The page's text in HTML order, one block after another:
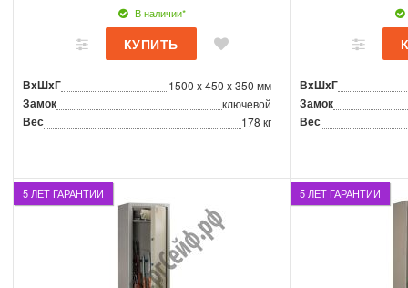
В наличии*
ВxШxГ 1500 x 450 x 350 мм
Замок ключевой
Вес 178 кг
ВxШxГ
Замок
Вес
5 ЛЕТ ГАРАНТИИ 5 ЛЕТ ГАРАНТИИ